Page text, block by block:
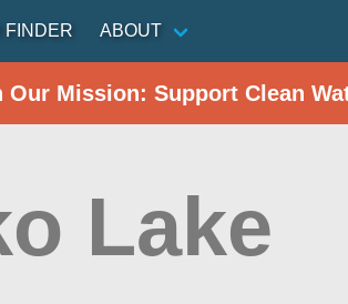
FINDER ABOUT
Our Mission: Support Clean
Lake